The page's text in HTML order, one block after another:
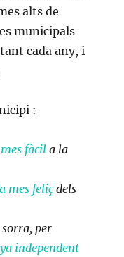
alts de
municipals
cada any, i
:
fàcil a la
mes feliç dels
per
independent